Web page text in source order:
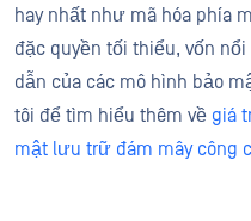
hay nhất như mã hóa phía
đặc quyền tối thiểu, vốn
dẫn của các mô hình bảo
tôi để tìm hiểu thêm về giá
mật lưu trữ đám mây công